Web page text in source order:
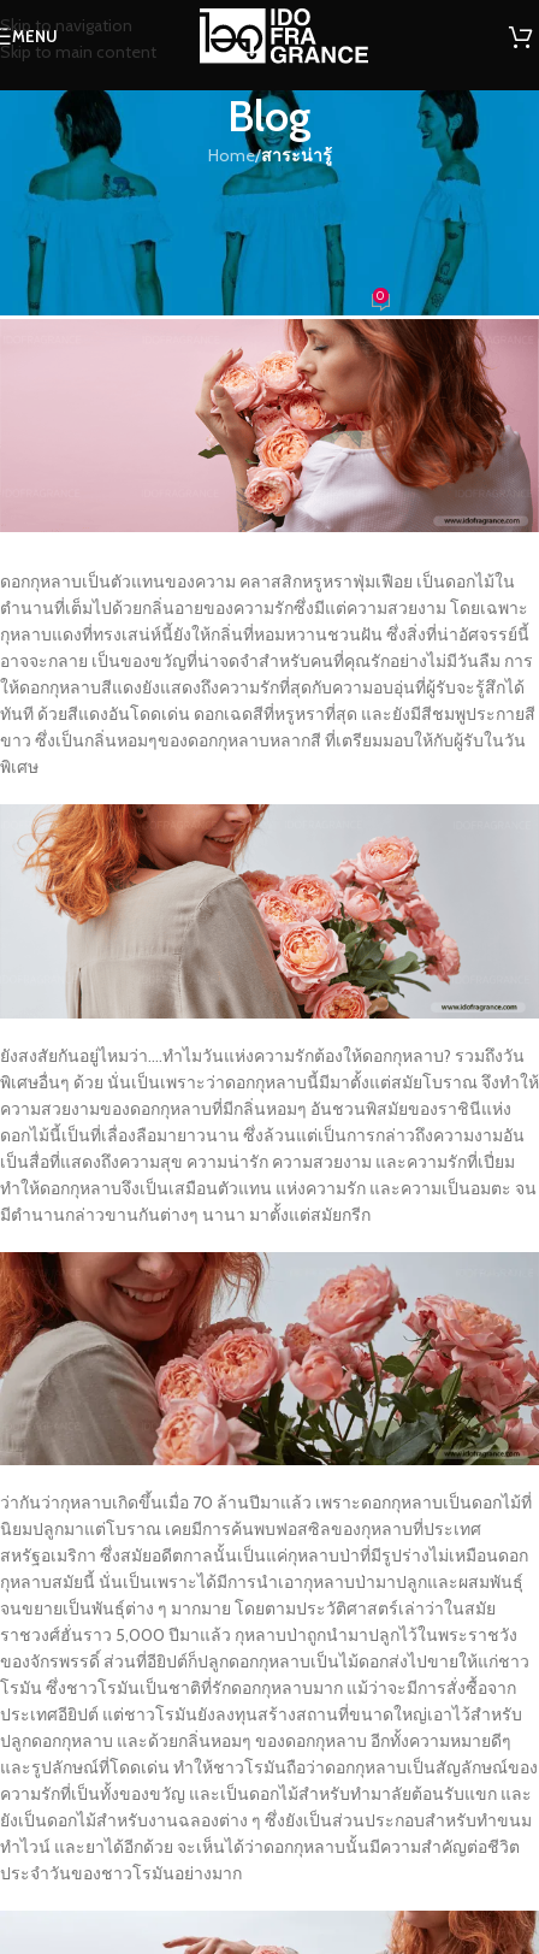
Skip to navigation
Skip to main content
MENU
Blog
Home/สาระน่ารู้
สาระน่ารู้
กลิ่นอายของตำนานดอกกุหลาบ…
ตัวแทนแห่งการสื่อรัก
น้องน้ำหอม On 29/05/2018 0
ดอกกุหลาบเป็นตัวแทนของความ คลาสสิกหรูหราฟุ่มเฟือย เป็นดอกไม้ใน
ตำนานที่เต็มไปด้วยกลิ่นอายของความรักซึ่งมีแต่ความสวยงาม โดยเฉพาะ
กุหลาบแดงที่ทรงเสน่ห์นี้ยังให้กลิ่นที่หอมหวานชวนฝัน ซึ่งสิ่งที่น่าอัศจรรย์นี้
อาจจะกลาย เป็นของขวัญที่น่าจดจำสำหรับคนที่คุณรักอย่างไม่มีวันลืม การ
ให้ดอกกุหลาบสีแดงยังแสดงถึงความรักที่สุดกับความอบอุ่นที่ผู้รับจะรู้สึกได้
ทันที ด้วยสีแดงอันโดดเด่น ดอกเฉดสีที่หรูหราที่สุด และยังมีสีชมพูประกายสี
ขาว ซึ่งเป็นกลิ่นหอมๆของดอกกุหลาบหลากสี ที่เตรียมมอบให้กับผู้รับในวัน
พิเศษ
ยังสงสัยกันอยู่ไหมว่า….ทำไมวันแห่งความรักต้องให้ดอกกุหลาบ? รวมถึงวัน
พิเศษอื่นๆ ด้วย นั่นเป็นเพราะว่าดอกกุหลาบนี้มีมาตั้งแต่สมัยโบราณ จึงทำให้
ความสวยงามของดอกกุหลาบที่มีกลิ่นหอมๆ อันชวนพิสมัยของราชินีแห่ง
ดอกไม้นี้เป็นที่เลื่องลือมายาวนาน ซึ่งล้วนแต่เป็นการกล่าวถึงความงามอัน
เป็นสื่อที่แสดงถึงความสุข ความน่ารัก ความสวยงาม และความรักที่เปี่ยม
ทำให้ดอกกุหลาบจึงเป็นเสมือนตัวแทน แห่งความรัก และความเป็นอมตะ จน
มีตำนานกล่าวขานกันต่างๆ นานา มาตั้งแต่สมัยกรีก
ว่ากันว่ากุหลาบเกิดขึ้นเมื่อ 70 ล้านปีมาแล้ว เพราะดอกกุหลาบเป็นดอกไม้ที่
นิยมปลูกมาแต่โบราณ เคยมีการค้นพบฟอสซิลของกุหลาบที่ประเทศ
สหรัฐอเมริกา ซึ่งสมัยอดีตกาลนั้นเป็นแค่กุหลาบป่าที่มีรูปร่างไม่เหมือนดอก
กุหลาบสมัยนี้ นั่นเป็นเพราะได้มีการนำเอากุหลาบป่ามาปลูกและผสมพันธุ์
จนขยายเป็นพันธุ์ต่าง ๆ มากมาย โดยตามประวัติศาสตร์เล่าว่าในสมัย
ราชวงศ์ฮั่นราว 5,000 ปีมาแล้ว กุหลาบป่าถูกนำมาปลูกไว้ในพระราชวัง
ของจักรพรรดิ์ ส่วนที่อียิปต์ก็ปลูกดอกกุหลาบเป็นไม้ดอกส่งไปขายให้แก่ชาว
โรมัน ซึ่งชาวโรมันเป็นชาติที่รักดอกกุหลาบมาก แม้ว่าจะมีการสั่งซื้อจาก
ประเทศอียิปต์ แต่ชาวโรมันยังลงทุนสร้างสถานที่ขนาดใหญ่เอาไว้สำหรับ
ปลูกดอกกุหลาบ และด้วยกลิ่นหอมๆ ของดอกกุหลาบ อีกทั้งความหมายดีๆ
และรูปลักษณ์ที่โดดเด่น ทำให้ชาวโรมันถือว่าดอกกุหลาบเป็นสัญลักษณ์ของ
ความรักที่เป็นทั้งของขวัญ และเป็นดอกไม้สำหรับทำมาลัยต้อนรับแขก และ
ยังเป็นดอกไม้สำหรับงานฉลองต่าง ๆ ซึ่งยังเป็นส่วนประกอบสำหรับทำขนม
ทำไวน์ และยาได้อีกด้วย จะเห็นได้ว่าดอกกุหลาบนั้นมีความสำคัญต่อชีวิต
ประจำวันของชาวโรมันอย่างมาก